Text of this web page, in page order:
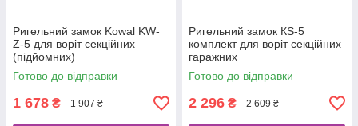
Ригельний замок Kowal KW-
Z-5 для воріт секційних
(підйомних)
Готово до відправки
1 678 ₴ 1 907 ₴
Ригельний замок КS-5
комплект для воріт секційних
гаражних
Готово до відправки
2 296 ₴ 2 609 ₴